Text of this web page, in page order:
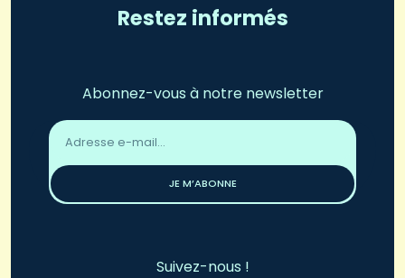
Restez informés
Abonnez-vous à notre newsletter
Adresse
email
JE M’ABONNE
Suivez-nous !